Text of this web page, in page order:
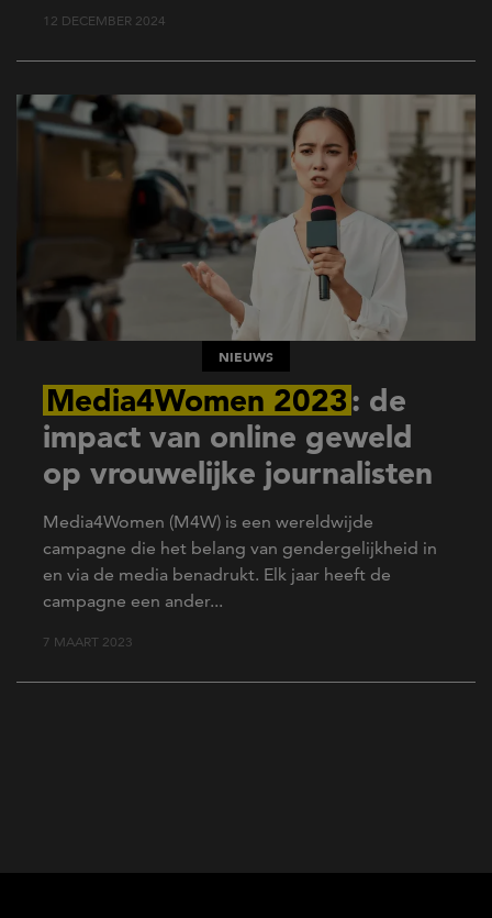
12 DECEMBER 2024
NIEUWS
Media4Women 2023: de
impact van online geweld
op vrouwelijke journalisten
Media4Women (M4W) is een wereldwijde
campagne die het belang van gendergelijkheid in
en via de media benadrukt. Elk jaar heeft de
campagne een ander...
7 MAART 2023